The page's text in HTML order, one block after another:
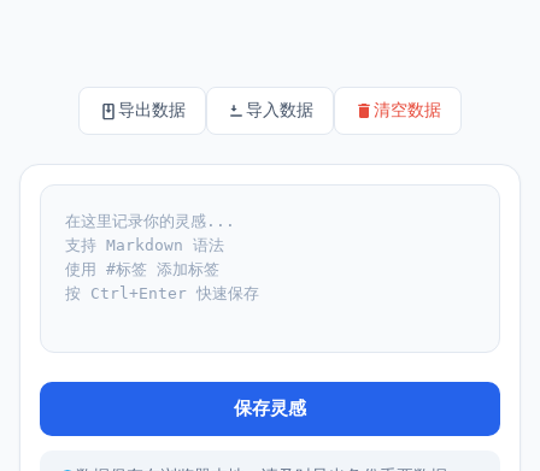
导出数据 导入数据 清空数据
保存灵感